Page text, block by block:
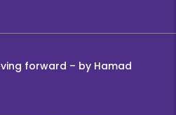
forward – by Hamad